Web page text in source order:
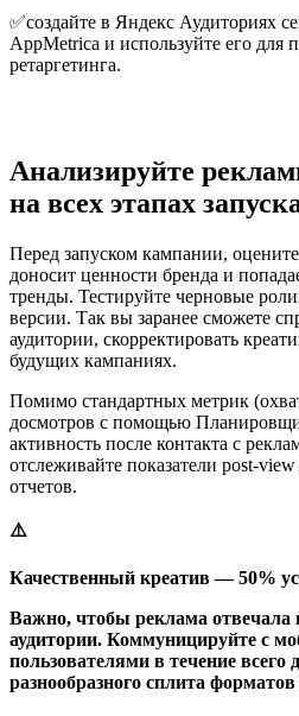
✅создайте в Яндекс Аудиториях
AppMetrica и используйте его для
ретаргетинга.
Анализируйте
на всех этапах
Перед запуском кампании, оцените
доносит ценности бренда и
тренды. Тестируйте черновые
версии. Так вы заранее сможете
аудитории, скорректировать
будущих кампаниях.
Помимо стандартных метрик
досмотров с помощью
активность после контакта с
отслеживайте показатели post-
отчетов.
⚠️
Качественный креатив — 50%
Важно, чтобы реклама отвечала
аудитории. Коммуницируйте с
пользователями в течение
разнообразного сплита